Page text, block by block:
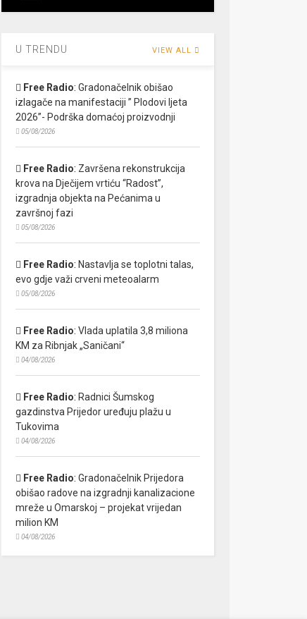
U TRENDU VIEW ALL
Free Radio: Gradonačelnik obišao
izlagače na manifestaciji ” Plodovi ljeta
2026”- Podrška domaćoj proizvodnji
05/08/2026
Free Radio: Završena rekonstrukcija
krova na Dječijem vrtiću “Radost”,
izgradnja objekta na Pećanima u
završnoj fazi
05/08/2026
Free Radio: Nastavlja se toplotni talas,
evo gdje važi crveni meteoalarm
05/08/2026
Free Radio: Vlada uplatila 3,8 miliona
KM za Ribnjak „Saničani“
04/08/2026
Free Radio: Radnici Šumskog
gazdinstva Prijedor uređuju plažu u
Tukovima
04/08/2026
Free Radio: Gradonačelnik Prijedora
obišao radove na izgradnji kanalizacione
mreže u Omarskoj – projekat vrijedan
milion KM
04/08/2026